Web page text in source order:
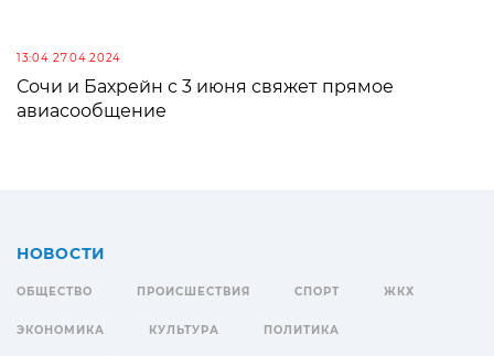
13:04 27.04.2024
Сочи и Бахрейн с 3 июня свяжет прямое
авиасообщение
НОВОСТИ
ОБЩЕСТВО ПРОИСШЕСТВИЯ СПОРТ ЖКХ
ЭКОНОМИКА КУЛЬТУРА ПОЛИТИКА